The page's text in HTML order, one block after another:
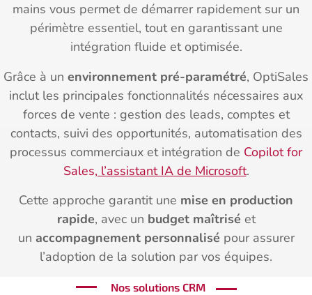
mains vous permet de démarrer rapidement sur un
périmètre essentiel, tout en garantissant une
intégration fluide et optimisée.
Grâce à un environnement pré-paramétré, OptiSales
inclut les principales fonctionnalités nécessaires aux
forces de vente : gestion des leads, comptes et
contacts, suivi des opportunités, automatisation des
processus commerciaux et intégration de Copilot for
Sales, l’assistant IA de Microsoft.
Cette approche garantit une mise en production
rapide, avec un budget maîtrisé et
un accompagnement personnalisé pour assurer
l’adoption de la solution par vos équipes.
Nos solutions CRM